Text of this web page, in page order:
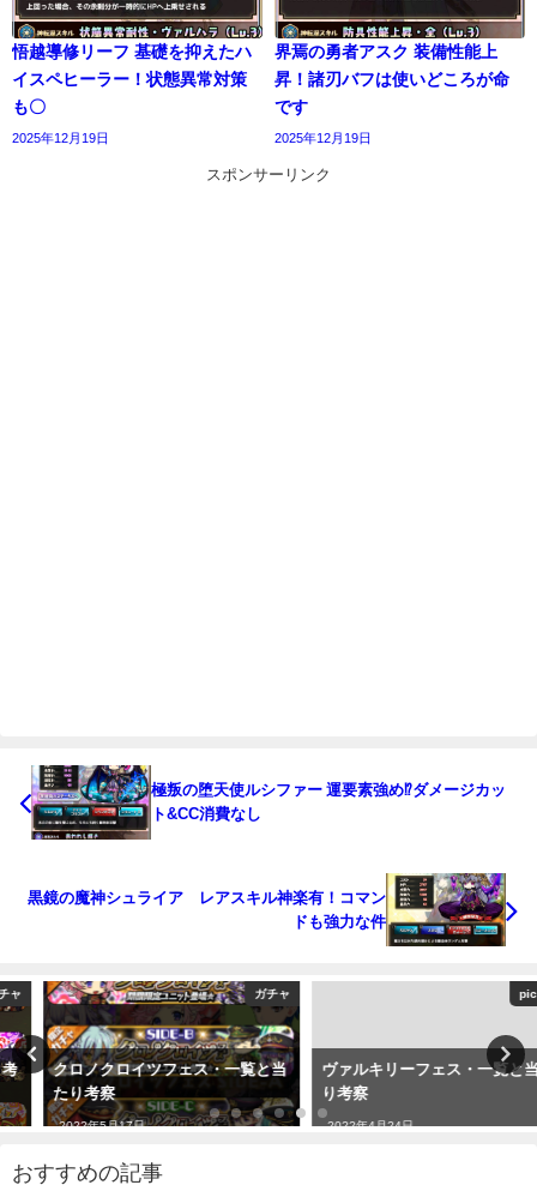
悟越導修リーフ 基礎を抑えたハ
イスペヒーラー！状態異常対策
も〇
2025年12月19日
界焉の勇者アスク 装備性能上
昇！諸刃バフは使いどころが命
です
2025年12月19日
スポンサーリンク
極叛の堕天使ルシファー 運要素強め⁉ダメージカッ
ト&CC消費なし
黒鏡の魔神シュライア レアスキル神楽有！コマン
ドも強力な件
ガチャ
クロノクロイツフェス・一覧と当
たり考察
2022年5月17日
pickup
ヴァルキリーフェス・一覧と当た
り考察
2022年4月24日
おすすめの記事